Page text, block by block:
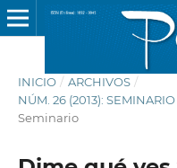
INICIO / ARCHIVOS /
NÚM. 26 (2013):
Seminario